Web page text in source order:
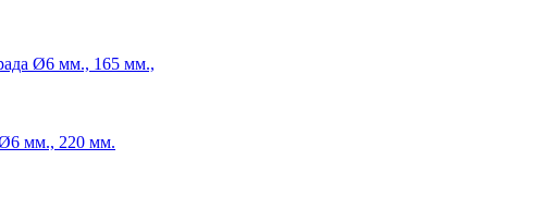
Ø6 мм., 165 мм.,
мм., 220 мм.